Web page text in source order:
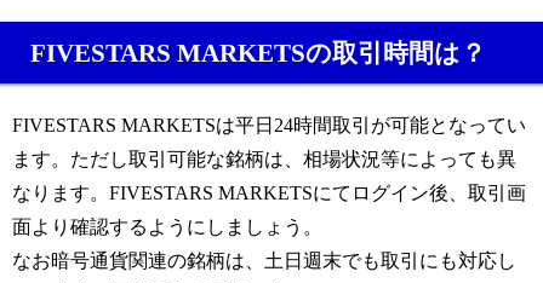
FIVESTARS MARKETSの取引時間は？
FIVESTARS MARKETSは平日24時間取引が可能となってい
ます。ただし取引可能な銘柄は、相場状況等によっても異
なります。FIVESTARS MARKETSにてログイン後、取引画
面より確認するようにしましょう。
なお暗号通貨関連の銘柄は、土日週末でも取引にも対応し